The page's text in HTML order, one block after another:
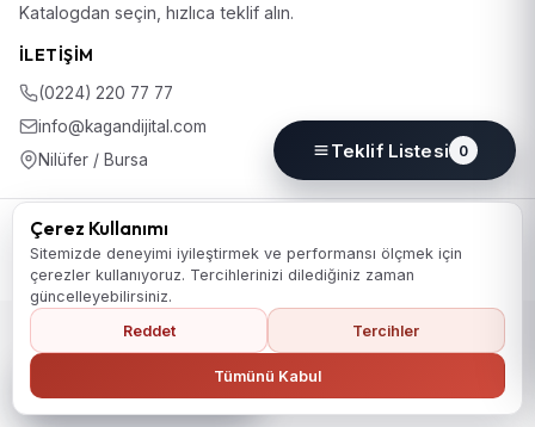
Katalogdan seçin, hızlıca teklif alın.
İLETIŞIM
(0224) 220 77 77
info@kagandijital.com
Nilüfer / Bursa
© 2026 KD Promosyon. Tüm hakları saklıdır.
KoleksiyonHakkımızdaİletişimKVKK Aydınlatma Metni
Gizlilik PolitikasıÇerez PolitikasıÇerez Tercihleri
Ana Sayfaya Dön
Teklif Listesi 0
Çerez Kullanımı
Sitemizde deneyimi iyileştirmek ve performansı ölçmek için
çerezler kullanıyoruz. Tercihlerinizi dilediğiniz zaman
güncelleyebilirsiniz.
Reddet
Tercihler
Tümünü Kabul